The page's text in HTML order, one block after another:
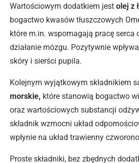
Wartościowym dodatkiem jest olej z
bogactwo kwasów tłuszczowych
które m.in. wspomagają pracę serca
działanie mózgu. Pozytywnie
skóry i sierści pupila.
Kolejnym wyjątkowym składnikiem
morskie, które stanowią bogactwo
oraz wartościowych substancji
składnik wzmocni układ
wpłynie na układ trawienny
Proste składniki, bez zbędnych